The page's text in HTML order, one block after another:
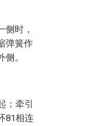
侧时，
弹簧作
。
；牵引
81相连